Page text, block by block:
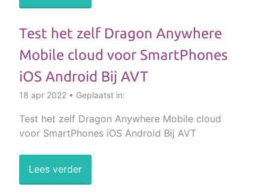
Test het zelf Dragon Anywhere
Mobile cloud voor SmartPhones
iOS Android Bij AVT
18 apr 2022 • Geplaatst in:
Test het zelf Dragon Anywhere Mobile cloud
voor SmartPhones iOS Android Bij AVT
Lees verder